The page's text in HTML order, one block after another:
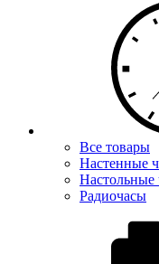
Все товары
Настенные
Настольные
Радиочасы